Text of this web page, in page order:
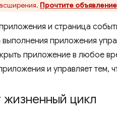
Прочтите объявление
и страница
приложения
приложение в любое
и управляет тем,
жизненный цикл